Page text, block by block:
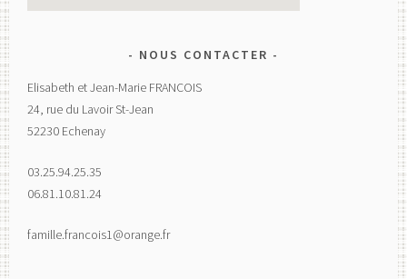
NOUS CONTACTER
Elisabeth et Jean-Marie FRANCOIS
24, rue du Lavoir St-Jean
52230 Echenay
03.25.94.25.35
06.81.10.81.24
famille.francois1@orange.fr